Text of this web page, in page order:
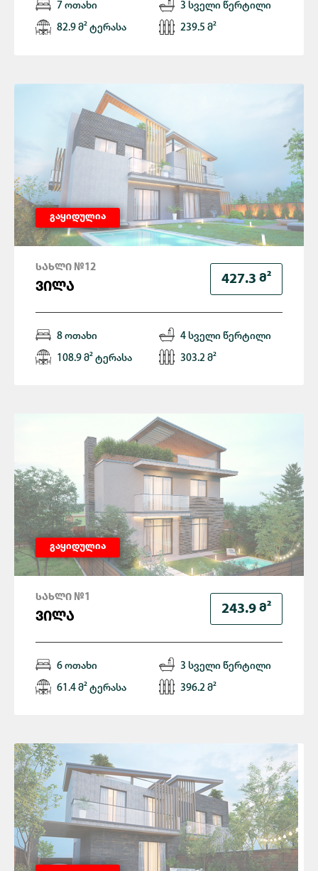
7 ოთახი 3 სველი წერტილი
82.9 მ² ტერასა 239.5 მ²
გაყიდულია
427.3 Მ²
ᲡᲐᲮᲚᲘ №12
ᲕᲘᲚᲐ
8 ოთახი 4 სველი წერტილი
108.9 მ² ტერასა 303.2 მ²
გაყიდულია
243.9 Მ²
ᲡᲐᲮᲚᲘ №1
ᲕᲘᲚᲐ
6 ოთახი 3 სველი წერტილი
61.4 მ² ტერასა 396.2 მ²